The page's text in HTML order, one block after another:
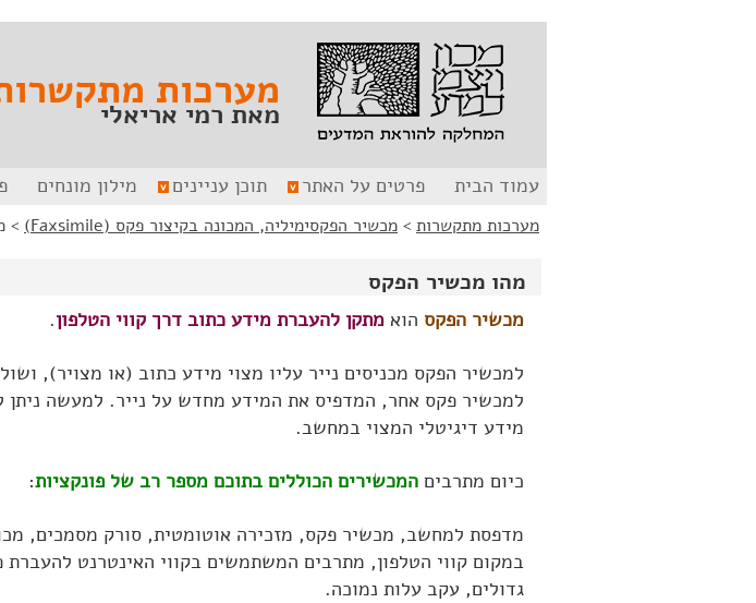
מערכות
מאת רמי אריאלי
עמוד הבית פרטים על האתר תוכן עניינים מילון מונחים
מערכות מתקשרות > מכשיר הפקסימיליה, המכונה בקיצור פקס (Faxsimile) >
מהו מכשיר הפקס
מכשיר הפקס הוא מתקן להעברת מידע כתוב דרך קווי הטלפון.
למכשיר הפקס מכניסים נייר עליו מצוי מידע כתוב (או מצויר),
למכשיר פקס אחר, המדפיס את המידע מחדש על נייר. למעשה ניתן
מידע דיגיטלי המצוי במחשב.
כיום מתרבים המכשירים הכוללים בתוכם מספר רב של פונקציות:
מדפסת למחשב, מכשיר פקס, מזכירה אוטומטית, סורק מסמכים,
במקום קווי הטלפון, מתרבים המשתמשים בקווי האינטרנט
גדולים, עקב עלות נמוכה.